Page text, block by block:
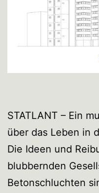
STATLANT – Ein
über das Leben in
Die Ideen und
blubbernden
Betonschluchten